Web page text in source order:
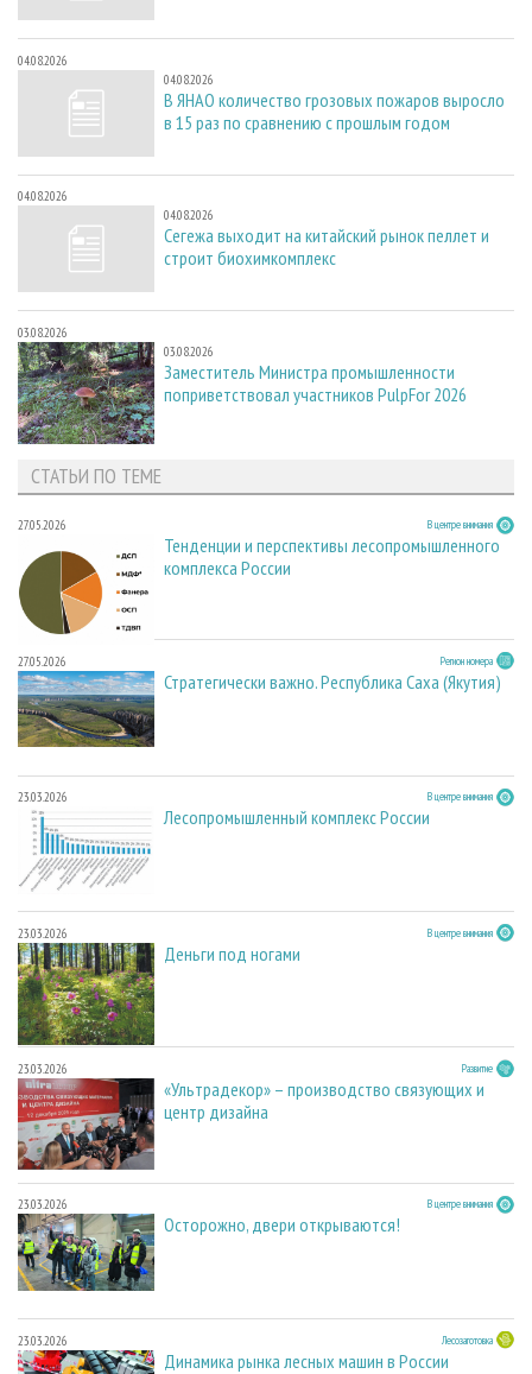
04.08.2026
04.08.2026
В ЯНАО количество грозовых пожаров выросло
в 15 раз по сравнению с прошлым годом
04.08.2026
04.08.2026
Сегежа выходит на китайский рынок пеллет и
строит биохимкомплекс
03.08.2026
03.08.2026
Заместитель Министра промышленности
поприветствовал участников PulpFor 2026
СТАТЬИ ПО ТЕМЕ
27.05.2026 В центре внимания
Тенденции и перспективы лесопромышленного
комплекса России
27.05.2026 Регион номера
Стратегически важно. Республика Саха (Якутия)
23.03.2026 В центре внимания
Лесопромышленный комплекс России
23.03.2026 В центре внимания
Деньги под ногами
23.03.2026 Развитие
«Ультрадекор» – производство связующих и
центр дизайна
23.03.2026 В центре внимания
Осторожно, двери открываются!
23.03.2026 Лесозаготовка
Динамика рынка лесных машин в России